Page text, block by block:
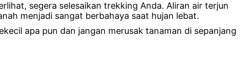
segera selesaikan trekking Anda. Aliran air terjun
menjadi sangat berbahaya saat hujan lebat.
apa pun dan jangan merusak tanaman di sepanjang